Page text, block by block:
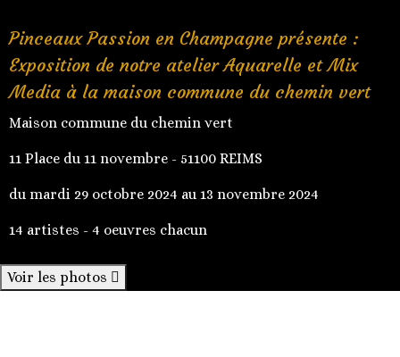
Pinceaux Passion en Champagne présente :
Exposition de notre atelier Aquarelle et Mix
Media à la maison commune du chemin vert
Maison commune du chemin vert
11 Place du 11 novembre - 51100 REIMS
du mardi 29 octobre 2024 au 13 novembre 2024
14 artistes - 4 oeuvres chacun
Voir les photos